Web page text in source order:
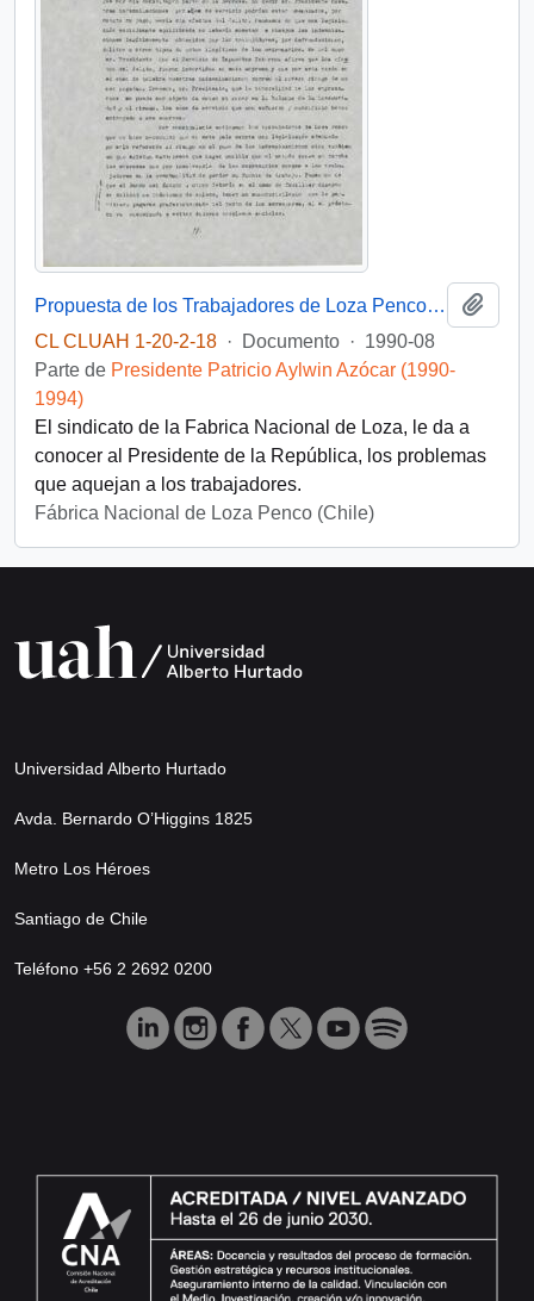
Propuesta de los Trabajadores de Loza Penco al sr. Presidente de la República
CL CLUAH 1-20-2-18 · Documento · 1990-08
Parte de Presidente Patricio Aylwin Azócar (1990-
1994)
El sindicato de la Fabrica Nacional de Loza, le da a
conocer al Presidente de la República, los problemas
que aquejan a los trabajadores.
Fábrica Nacional de Loza Penco (Chile)
Universidad Alberto Hurtado
Avda. Bernardo O’Higgins 1825
Metro Los Héroes
Santiago de Chile
Teléfono +56 2 2692 0200